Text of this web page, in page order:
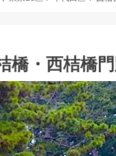
橋・西桔橋